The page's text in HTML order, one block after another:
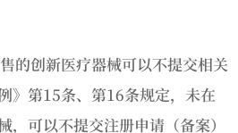
的创新医疗器械可以不提交相关
》第15条、第16条规定，未在
，可以不提交注册申请（备案）